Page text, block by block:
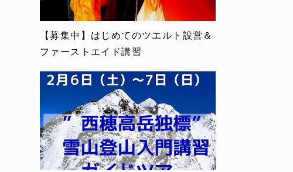
【募集中】はじめてのツエルト設営＆
ファーストエイド講習